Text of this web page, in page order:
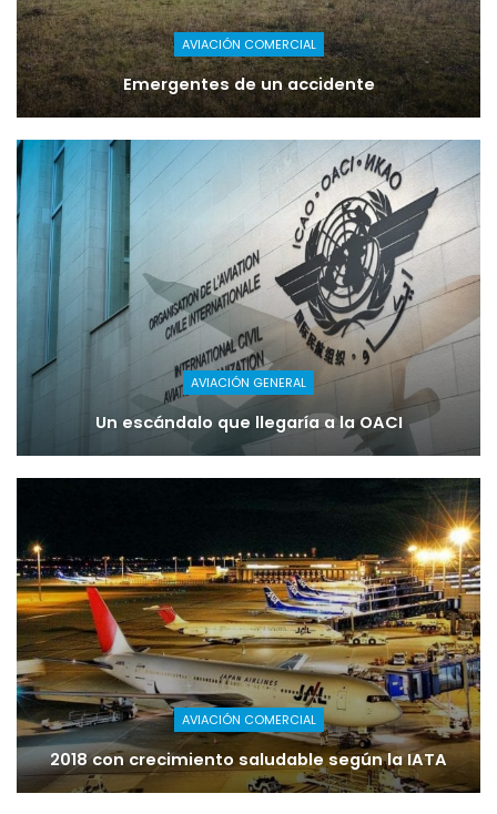
AVIACIÓN COMERCIAL
Emergentes de un accidente
AVIACIÓN GENERAL
Un escándalo que llegaría a la OACI
AVIACIÓN COMERCIAL
2018 con crecimiento saludable según la IATA